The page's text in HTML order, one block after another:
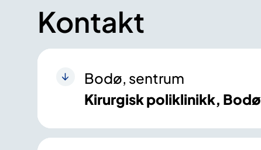
Kontakt
Bodø, sentrum
Kirurgisk poliklinikk, Bodø